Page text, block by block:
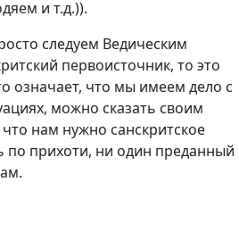
и т.д.)).
следуем Ведическим
первоисточник, то это
означает, что мы имеем дело с
можно сказать своим
нам нужно санскритское
по прихоти, ни один преданный